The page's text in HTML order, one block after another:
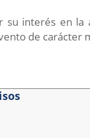
su interés en
de carácter